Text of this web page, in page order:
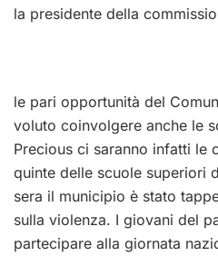
la presidente della
le pari opportunità del
voluto coinvolgere anche le
Precious ci saranno infatti le
quinte delle scuole superiori
sera il municipio è stato
sulla violenza. I giovani del
partecipare alla giornata